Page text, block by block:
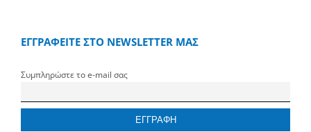
ΕΓΓΡΑΦΕΙΤΕ ΣΤΟ NEWSLETTER ΜΑΣ
Συμπληρώστε το e-mail σας